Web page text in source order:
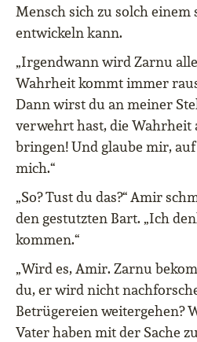
Mensch sich zu solch
entwickeln kann.
„Irgendwann wird Zarnu
Wahrheit kommt immer
Dann wirst du an meiner
verwehrt hast, die Wahrheit
bringen! Und glaube mir,
mich.“
„So? Tust du das?“ Amir
den gestutzten Bart. „Ich
kommen.“
„Wird es, Amir. Zarnu
du, er wird nicht
Betrügereien weitergehen?
Vater haben mit der Sache